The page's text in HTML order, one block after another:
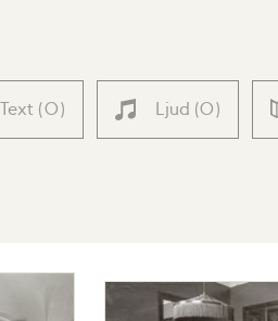
Text (0) Ljud (0)